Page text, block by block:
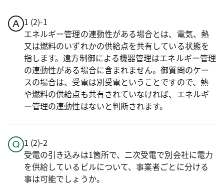
1 (2)-1
エネルギー管理の連動性がある場合とは、電気、熱
又は燃料のいずれかの供給点を共有している状態を
指します。遠方制御による機器管理はエネルギー管理
の連動性がある場合に含まれません。御質問のケー
スの場合は、受電は別受電ということですので、熱
や燃料の供給点も共有されていなければ、エネルギ
ー管理の連動性はないと判断されます。
1 (2)-2
受電の引き込みは1箇所で、二次受電で別会社に電力
を供給しているビルについて、事業者ごとに分ける
事は可能でしょうか。